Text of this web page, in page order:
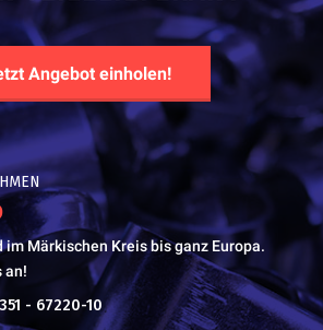
Angebot einholen!
im Märkischen Kreis bis ganz Europa.
an!
- 67220-10